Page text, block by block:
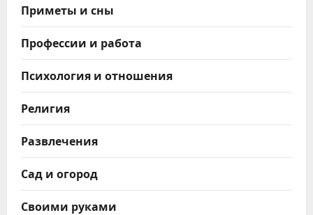
Приметы и сны
Профессии и работа
Психология и отношения
Религия
Развлечения
Сад и огород
Своими руками